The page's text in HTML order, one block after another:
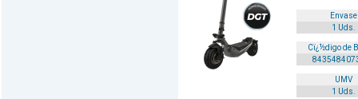
Envase
1 Uds.
Cï¿½digo de
UMV
1 Uds.